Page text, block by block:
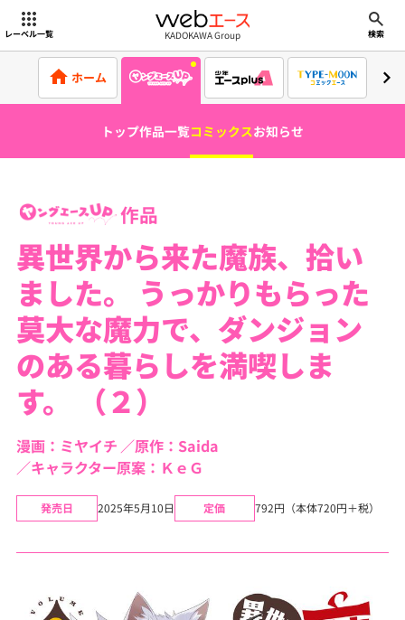
レーベル一覧 webエース
KADOKAWA Group 検索
ホーム
トップ作品一覧コミックスお知らせ
作品
異世界から来た魔族、拾い
ました。 うっかりもらった
莫大な魔力で、ダンジョン
のある暮らしを満喫しま
す。 （２）
漫画：ミヤイチ
原作：Saida
キャラクター原案：ＫｅＧ
発売日 2025年5月10日 定価 792円（本体720円＋税）